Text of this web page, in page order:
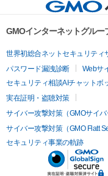
GMOインターネットグル
世界初総合ネットセキュリティ
パスワード漏洩診断
Webサ
セキュリティ相談AIチャットボ
実在証明・盗聴対策
サイバー攻撃対策（GMOサイバ
サイバー攻撃対策（GMO Flatt
セキュリティ事業の軌跡